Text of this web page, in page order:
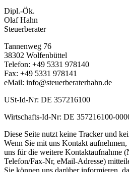
Dipl.-Ök.
Olaf Hahn
Steuerberater
Tannenweg 76
38302 Wolfenbüttel
Telefon: +49 5331 978140
Fax: +49 5331 978141
eMail: info@steuerberaterhahn.de
USt-Id-Nr: DE 357216100
Wirtschafts-Id-Nr: DE 357216100-
Diese Seite nutzt keine Tracker und
Wenn Sie mit uns Kontakt
uns für die weitere Kontaktaufnahme
Telefon/Fax-Nr, eMail-Adresse)
Sie können uns darüber informieren,